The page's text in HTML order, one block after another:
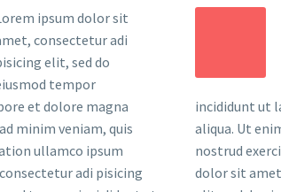
ipsum dolor sit
consectetur adi
elit, sed do
tempor
et dolore magna
minim veniam, quis
ullamco ipsum
adi pisicing
incididunt ut
aliqua. Ut
nostrud
dolor sit